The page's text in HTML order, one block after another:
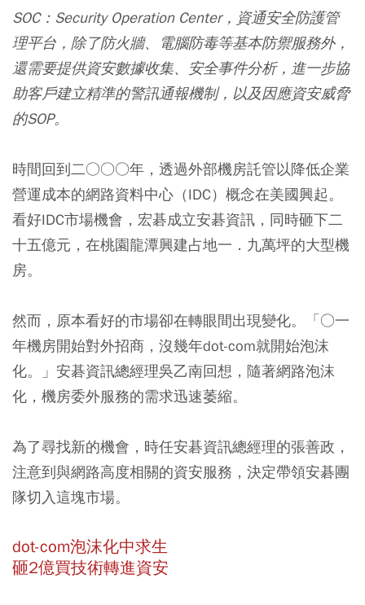
SOC： Security Operation Center，資通安全防護管
理平台，除了防火牆、電腦防毒等基本防禦服務外，
還需要提供資安數據收集、安全事件分析，進一步協
助客戶建立精準的警訊通報機制，以及因應資安威脅
的SOP。
時間回到二○○○年，透過外部機房託管以降低企業
營運成本的網路資料中心（IDC）概念在美國興起。
看好IDC市場機會，宏碁成立安碁資訊，同時砸下二
十五億元，在桃園龍潭興建占地一．九萬坪的大型機
房。
然而，原本看好的市場卻在轉眼間出現變化。「○一
年機房開始對外招商，沒幾年dot-com就開始泡沫
化。」安碁資訊總經理吳乙南回想，隨著網路泡沫
化，機房委外服務的需求迅速萎縮。
為了尋找新的機會，時任安碁資訊總經理的張善政，
注意到與網路高度相關的資安服務，決定帶領安碁團
隊切入這塊市場。
dot-com泡沫化中求生
砸2億買技術轉進資安